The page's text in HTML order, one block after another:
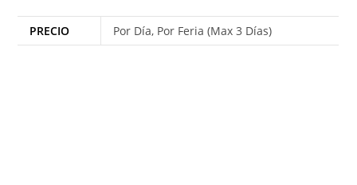
PRECIO Por Día, Por Feria (Max 3 Días)